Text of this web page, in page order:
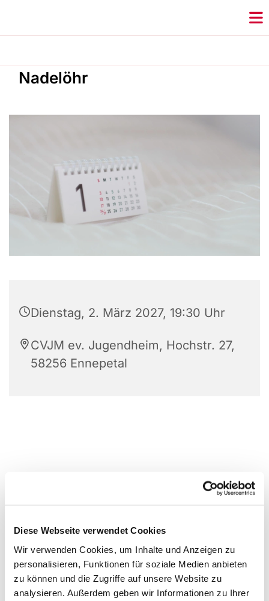
Diese Webseite verwendet Cookies
Wir verwenden Cookies, um Inhalte und Anzeigen zu
personalisieren, Funktionen für soziale Medien anbieten
zu können und die Zugriffe auf unsere Website zu
analysieren. Außerdem geben wir Informationen zu Ihrer
Nadelöhr
Dienstag, 2. März 2027, 19:30 Uhr
CVJM ev. Jugendheim, Hochstr. 27,
58256 Ennepetal